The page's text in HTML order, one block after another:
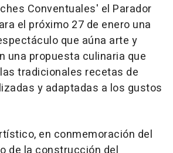
Conventuales' el Parador
el próximo 27 de enero una
que aúna arte y
una propuesta culinaria que
tradicionales recetas de
y adaptadas a los gustos
en conmemoración del